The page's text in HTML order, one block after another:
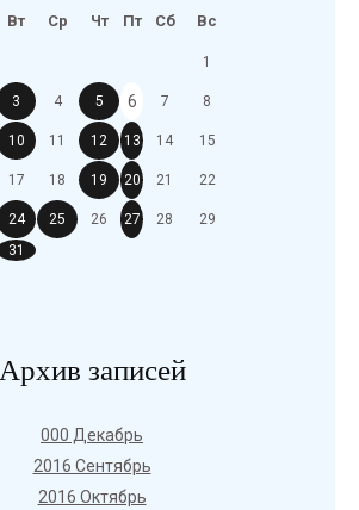
Вт Ср Чт Пт Сб Вс
1
3 4 5 6 7 8
10 11 12 13 14 15
17 18 19 20 21 22
24 25 26 27 28
29
31
Архив записей
000 Декабрь
2016 Сентябрь
2016 Октябрь